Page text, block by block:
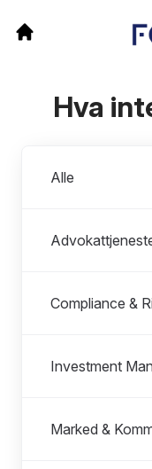
Hva
Alle
Compliance &
Investment
Marked &